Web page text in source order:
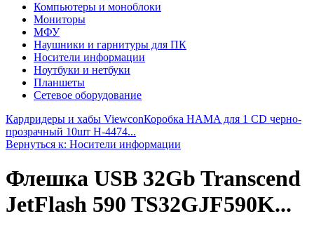
Компьютеры и моноблоки
Мониторы
МФУ
Наушники и гарнитуры для ПК
Носители информации
Ноутбуки и нетбуки
Планшеты
Сетевое оборудование
Кардридеры и хабы ViewconКоробка HAMA для 1 CD черно-
прозрачный 10шт H-4474...
Вернуться к: Носители информации
Флешка USB 32Gb Transcend
JetFlash 590 TS32GJF590K...